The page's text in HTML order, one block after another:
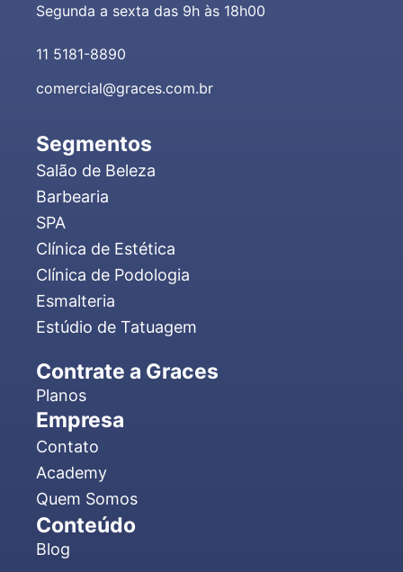
Segunda a sexta das 9h às 18h00
11 5181-8890
comercial@graces.com.br
Segmentos
Salão de Beleza
Barbearia
SPA
Clínica de Estética
Clínica de Podologia
Esmalteria
Estúdio de Tatuagem
Contrate a Graces
Planos
Empresa
Contato
Academy
Quem Somos
Conteúdo
Blog